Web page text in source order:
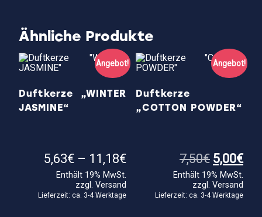
Ähnliche Produkte
Angebot!
Duftkerze „WINTER
JASMINE“
5,63€ – 11,18€Preisspanne:
5,63€
Enthält 19% MwSt.
zzgl.Versand
Lieferzeit: ca. 3-4 Werktage
Angebot!
Duftkerze
„COTTON POWDER“
7,50€
Preis
war:
7,50€
5,00€
Enthält 19% MwSt.
zzgl. Versand
Lieferzeit: ca. 3-4 Werktage